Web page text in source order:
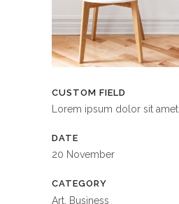
CUSTOM FIELD
Lorem ipsum dolor sit amet
DATE
20 November
CATEGORY
Art, Business